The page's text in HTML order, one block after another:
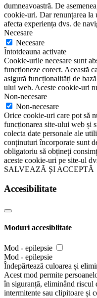
dumneavoastră. De
cookie-uri. Dar renunțarea la
afecta experiența dvs. de
Necesare
Necesare
Întotdeauna activate
Cookie-urile necesare sunt
funcționeze corect. Această
asigură funcționalități de
ului web. Aceste cookie-uri
Non-necesare
Non-necesare
Orice cookie-uri care pot să
funcționarea site-ului web și
colecta date personale ale
conținuturi încorporate sunt
obligatoriu să obțineți
aceste cookie-uri pe site-ul
SALVEAZĂ ȘI ACCEPTĂ
Accesibilitate
Moduri accesiblitate
Mod - epilepsie
Mod - epilepsie
Îndepărtează culoarea și
Acest mod permite
în siguranță, eliminând riscul
intermitente sau clipitoare și